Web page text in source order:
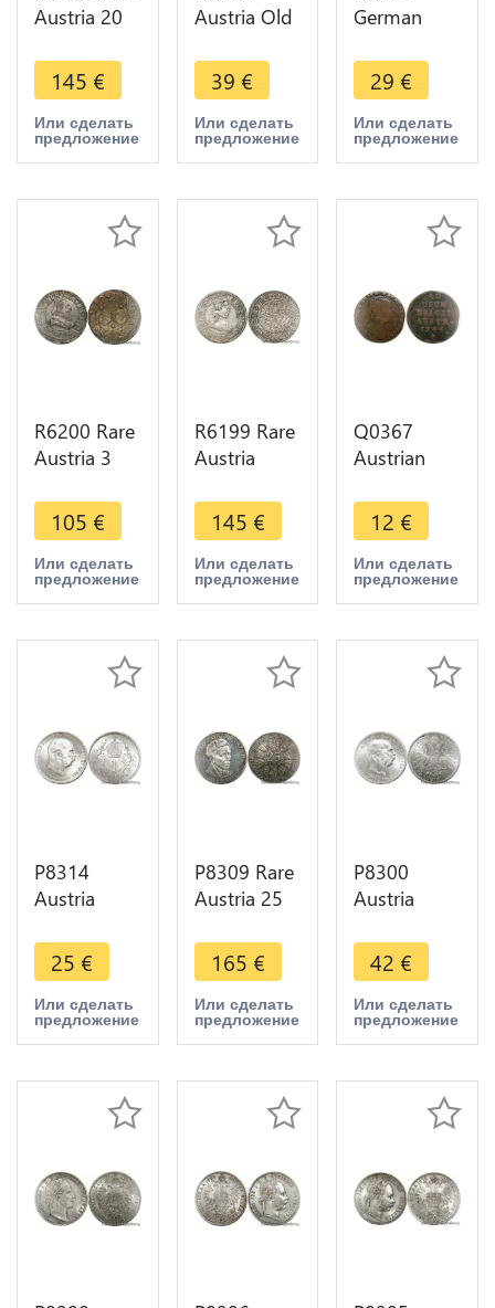
Austria 20
Franz II
1804 G
Nagybánya
Baia Mare
145 €
Или сделать
предложение
Austria Old
20 Kreuzer
Franz I
1810 Silver
-> Make
39 €
Или сделать
предложение
German
Electoral
1/2 Kreuzer
Karl
Theodor
Make offer
29 €
Или сделать
предложение
R6200 Rare
Austria 3
Leopold V
1619 1625
ND Hall
Silver ->
105 €
Или сделать
предложение
R6199 Rare
Austria
Kreuzer
Leopold V
1626 1632
ND Hall
Offer
145 €
Или сделать
предложение
Q0367
Austrian
1 Liard 1
Oord Maria
Theresia
1744 Angel
12 €
Или сделать
предложение
P8314
Austria
Corona
Franz
Joseph I
1916 Silver
offer
25 €
Или сделать
предложение
P8309 Rare
Austria 25
Franz
Grillparzer
1964 Silver
Proof -
offer
165 €
Или сделать
предложение
P8300
Austria
Corona
Franz
Joseph I
1912 Silver
Make Offer
42 €
Или сделать
предложение